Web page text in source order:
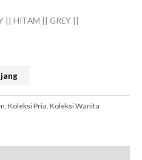
|| HITAM || GREY ||
, Koleksi Pria, Koleksi Wanita